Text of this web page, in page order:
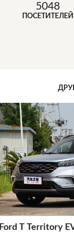
5048
ПОСЕТИТЕЛЕЙ
Ford Т Territory